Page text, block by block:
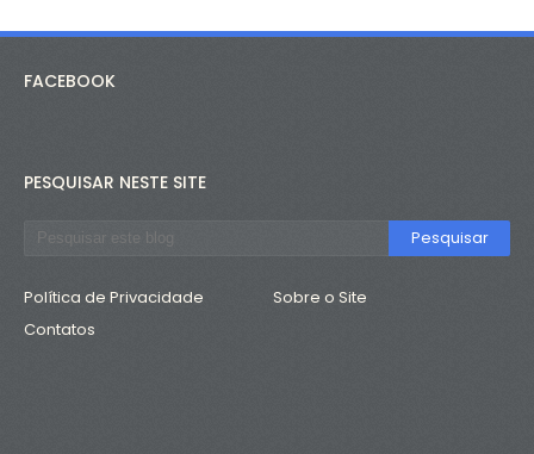
FACEBOOK
PESQUISAR NESTE SITE
Política de Privacidade
Sobre o Site
Contatos